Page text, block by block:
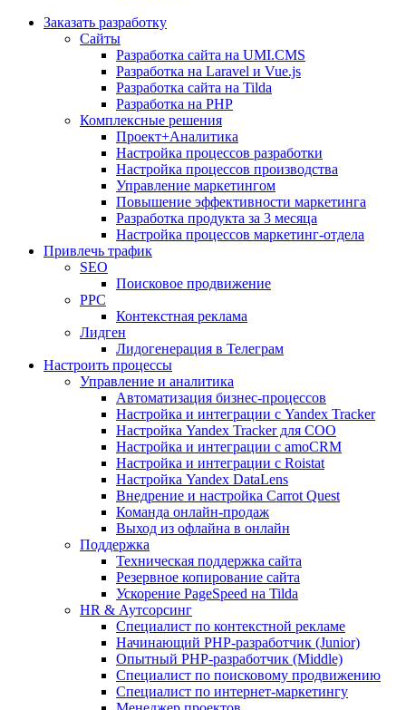
Заказать разработку
Сайты
Разработка сайта на UMI.CMS
Разработка на Laravel и Vue.js
Разработка сайта на Tilda
Разработка на PHP
Комплексные решения
Проект+Аналитика
Настройка процессов разработки
Настройка процессов производства
Управление маркетингом
Повышение эффективности маркетинга
Разработка продукта за 3 месяца
Настройка процессов маркетинг-отдела
Привлечь трафик
SEO
Поисковое продвижение
PPC
Контекстная реклама
Лидген
Лидогенерация в Телеграм
Настроить процессы
Управление и аналитика
Автоматизация бизнес-процессов
Настройка и интеграции с Yandex Tracker
Настройка Yandex Tracker для СОО
Настройка и интеграции с amoCRM
Настройка и интеграции с Roistat
Настройка Yandex DataLens
Внедрение и настройка Carrot Quest
Команда онлайн-продаж
Выход из офлайна в онлайн
Поддержка
Техническая поддержка сайта
Резервное копирование сайта
Ускорение PageSpeed на Tilda
HR & Аутсорсинг
Специалист по контекстной рекламе
Начинающий PHP-разработчик (Junior)
Опытный PHP-разработчик (Middle)
Специалист по поисковому продвижению
Специалист по интернет-маркетингу